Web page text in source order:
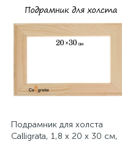
Подрамник для холста
Calligrata, 1,8 x 20 x 30 см,